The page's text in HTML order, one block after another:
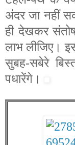
अंदर जा नहीं
ही देखकर
लाभ लीजिए।
सुबह-सबेरे
पधारेंगे।